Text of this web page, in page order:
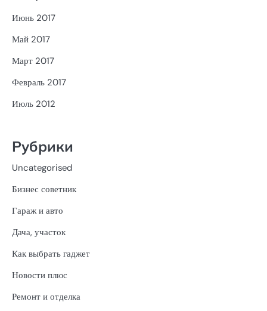
Июнь 2017
Май 2017
Март 2017
Февраль 2017
Июль 2012
Рубрики
Uncategorised
Бизнес советник
Гараж и авто
Дача, участок
Как выбрать гаджет
Новости плюс
Ремонт и отделка